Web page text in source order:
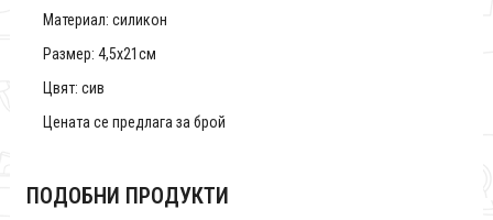
Материал: силикон
Размер: 4,5x21см
Цвят: сив
Цената се предлага за брой
ПОДОБНИ ПРОДУКТИ